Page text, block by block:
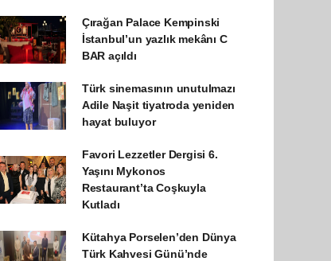
Çırağan Palace Kempinski
İstanbul’un yazlık mekânı C
BAR açıldı
Türk sinemasının unutulmazı
Adile Naşit tiyatroda yeniden
hayat buluyor
Favori Lezzetler Dergisi 6.
Yaşını Mykonos
Restaurant’ta Coşkuyla
Kutladı
Kütahya Porselen’den Dünya
Türk Kahvesi Günü’nde